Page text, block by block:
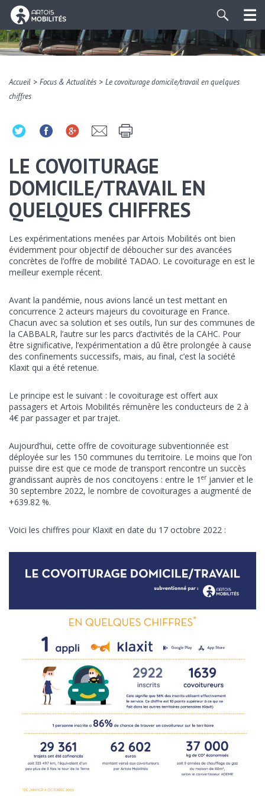
Accueil > Focus & Actualités > Le covoiturage domicile/travail en quelques
chiffres
LE COVOITURAGE
DOMICILE/TRAVAIL EN
QUELQUES CHIFFRES
Les expérimentations menées par Artois Mobilités ont bien
évidemment pour objectif de déboucher sur des avancées
concrètes de l’offre de mobilité TADAO. Le covoiturage en est le
meilleur exemple récent.
Avant la pandémie, nous avions lancé un test mettant en
concurrence 2 acteurs majeurs du covoiturage en France.
Chacun avec sa solution et ses outils, l’un sur des communes de
la CABBALR, l’autre sur les parcs d’activités de la CAHC. Pour
être significative, l’expérimentation a dû être prolongée à cause
des confinements successifs, mais, au final, c’est la société
Klaxit qui a été retenue.
Le principe est le suivant : le covoiturage est offert aux
passagers et Artois Mobilités rémunère les conducteurs de 2 à
4€ par passager et par trajet.
Aujourd’hui, cette offre de covoiturage subventionnée est
déployée sur les 150 communes du territoire. Le moins que l’on
puisse dire est que ce mode de transport rencontre un succès
grandissant auprès de nos concitoyens : entre le 1 er janvier et le
30 septembre 2022, le nombre de covoiturages a augmenté de
+639.82 %.
Voici les chiffres pour Klaxit en date du 17 octobre 2022 :